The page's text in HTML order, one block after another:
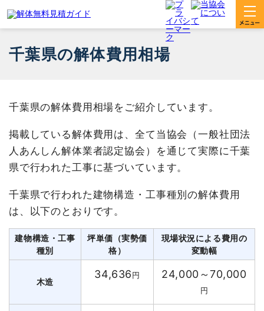
千葉県の解体費用相場
千葉県の解体費用相場をご紹介しています。
掲載している解体費用は、全て当協会（一般社団法
人あんしん解体業者認定協会）を通じて実際に千葉
県で行われた工事に基づいています。
千葉県で行われた建物構造・工事種別の解体費用
は、以下のとおりです。
建物構造・工事
種別
坪単価（実勢価
格）
現場状況による費用の
変動幅
木造
34,636円 24,000～70,000
円